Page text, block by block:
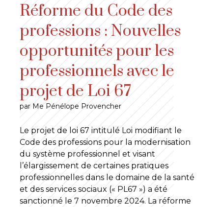
Réforme du Code des
professions : Nouvelles
opportunités pour les
professionnels avec le
projet de Loi 67
par Me Pénélope Provencher
Le projet de loi 67 intitulé Loi modifiant le
Code des professions pour la modernisation
du système professionnel et visant
l’élargissement de certaines pratiques
professionnelles dans le domaine de la santé
et des services sociaux (« PL67 ») a été
sanctionné le 7 novembre 2024. La réforme